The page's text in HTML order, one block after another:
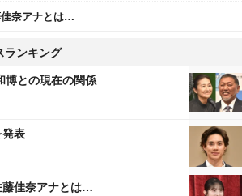
奈アナとは…
ランキング
博との現在の関係
表
佳奈アナとは…